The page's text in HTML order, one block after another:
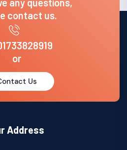
contact us.
or
Us
Address